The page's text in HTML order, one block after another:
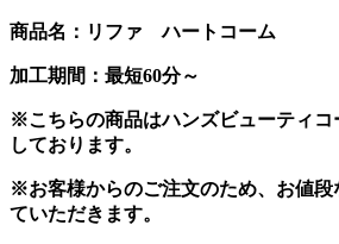
商品名：リファ ハートコーム
加工期間：最短60分～
※こちらの商品はハンズビューティコ
しております。
※お客様からのご注文のため、お値段
ていただきます。